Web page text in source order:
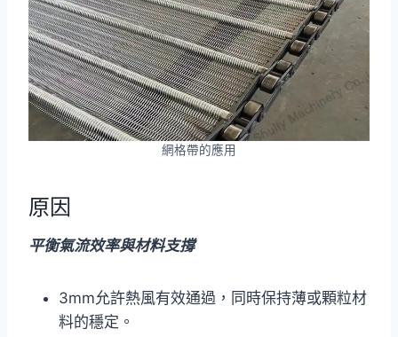
網格帶的應用
原因
平衡氣流效率與材料支撐
3mm允許熱風有效通過，同時保持薄或顆粒材
料的穩定。